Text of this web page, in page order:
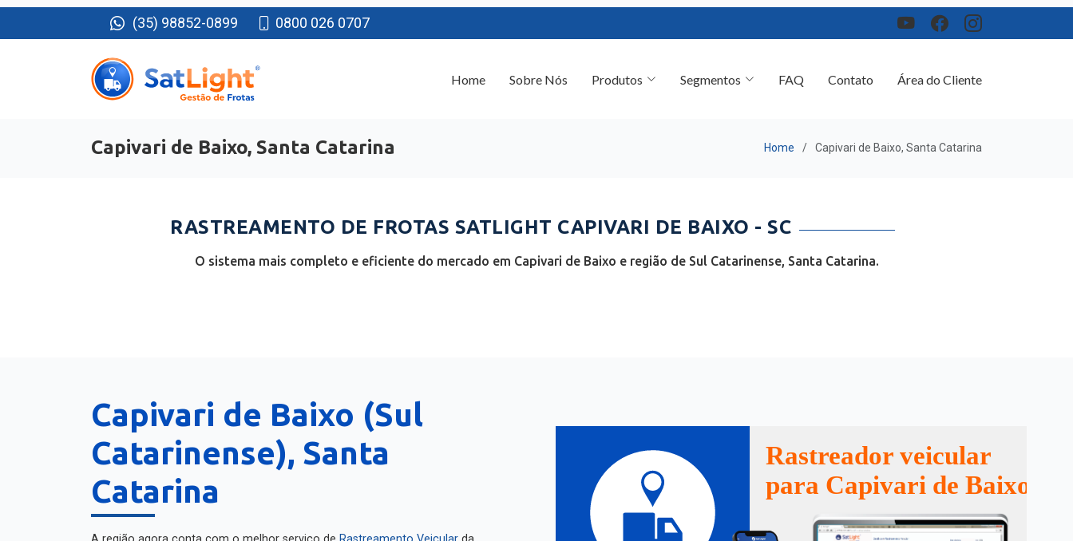
(35) 98852-0899 0800 026 0707
Área do Cliente
Capivari de Baixo, Santa Catarina Home Capivari de Baixo, Santa Catarina
RASTREAMENTO DE FROTAS SATLIGHT CAPIVARI DE BAIXO - SC
O sistema mais completo e eficiente do mercado em Capivari de Baixo e região de Sul Catarinense, Santa Catarina.
Capivari de Baixo (Sul
Catarinense), Santa
Catarina
A região agora conta com o melhor serviço de Rastreamento Veicular da
Rastreador veicular
para Capivari de Baixo